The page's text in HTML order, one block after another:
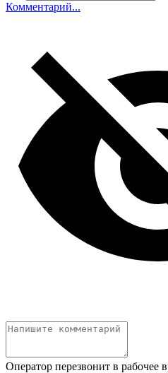
Комментарий...
Оператор перезвонит в рабочее